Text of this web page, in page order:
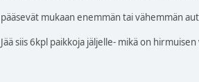
pääsevät mukaan enemmän tai vähemmän
Jää siis 6kpl paikkoja jäljelle- mikä on